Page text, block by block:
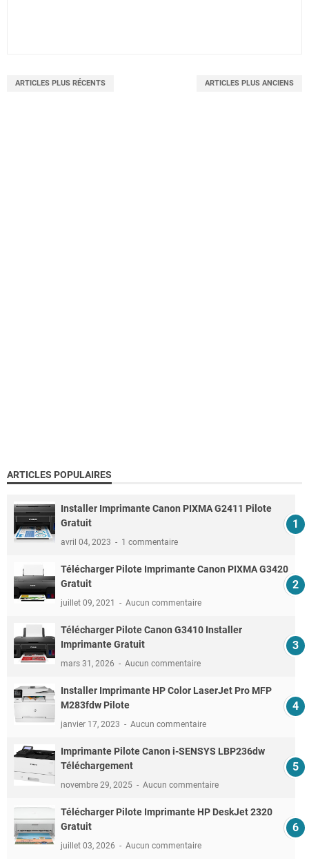
ARTICLES PLUS RÉCENTS ARTICLES PLUS ANCIENS
ARTICLES POPULAIRES
Installer Imprimante Canon PIXMA G2411 Pilote
Gratuit
avril 04, 2023 1 commentaire
Télécharger Pilote Imprimante Canon PIXMA G3420
Gratuit
juillet 09, 2021 Aucun commentaire
Télécharger Pilote Canon G3410 Installer
Imprimante Gratuit
mars 31, 2026 Aucun commentaire
Installer Imprimante HP Color LaserJet Pro MFP
M283fdw Pilote
janvier 17, 2023 Aucun commentaire
Imprimante Pilote Canon i-SENSYS LBP236dw
Téléchargement
novembre 29, 2025 Aucun commentaire
Télécharger Pilote Imprimante HP DeskJet 2320
Gratuit
juillet 03, 2026 Aucun commentaire